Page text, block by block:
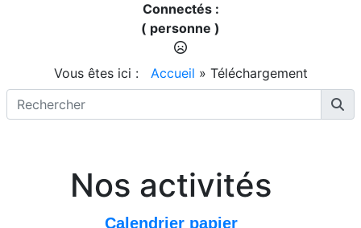
Connectés :
( personne )
Vous êtes ici : Accueil » Téléchargement
Nos activités
Calendrier papier